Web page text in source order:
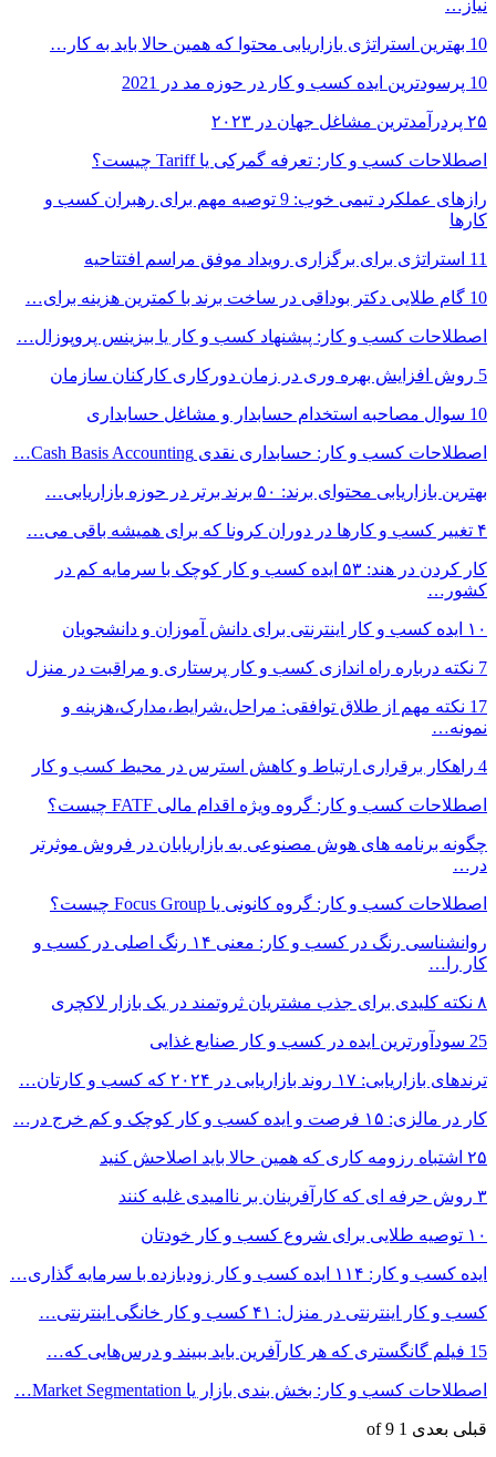
نیاز…
10 بهترین استراتژی بازاریابی محتوا که همین حالا باید به کار…
10 پرسودترین ایده کسب و کار در حوزه مد در 2021
۲۵ پردرآمدترین مشاغل جهان در ۲۰۲۳
اصطلاحات کسب و کار: تعرفه گمرکی یا Tariff چیست؟
رازهای عملکرد تیمی خوب: 9 توصیه مهم برای رهبران کسب و
کارها
11 استراتژی برای برگزاری رویداد موفق مراسم افتتاحیه
10 گام طلایی دکتر بوداقی در ساخت برند با کمترین هزینه برای…
اصطلاحات کسب و کار: پیشنهاد کسب و کار یا بیزینس پروپوزال…
5 روش افزایش بهره وری در زمان دورکاری کارکنان سازمان
10 سوال مصاحبه استخدام حسابدار و مشاغل حسابداری
اصطلاحات کسب و کار: حسابداری نقدی Cash Basis Accounting…
بهترین بازاریابی محتوای برند: ۵۰ برند برتر در حوزه بازاریابی…
۴ تغییر کسب و کارها در دوران کرونا که برای همیشه باقی می…
کار کردن در هند: ۵۳ ایده کسب و کار کوچک با سرمایه کم در
کشور…
۱۰ ایده کسب و کار اینترنتی برای دانش آموزان و دانشجویان
7 نکته درباره راه اندازی کسب و کار پرستاری و مراقبت در منزل
17 نکته مهم از طلاق توافقی: مراحل،شرایط،مدارک،هزینه و
نمونه…
4 راهکار برقراری ارتباط و کاهش استرس در محیط کسب و کار
اصطلاحات کسب و کار: گروه ویژه اقدام مالی FATF چیست؟
چگونه برنامه های هوش مصنوعی به بازاریابان در فروش موثرتر
در…
اصطلاحات کسب و کار: گروه کانونی یا Focus Group چیست؟
روانشناسی رنگ در کسب و کار: معنی ۱۴ رنگ اصلی در کسب و
کار را…
۸ نکته کلیدی برای جذب مشتریان ثروتمند در یک بازار لاکچری
25 سودآورترین ایده در کسب و کار صنایع غذایی
ترندهای بازاریابی: ۱۷ روند بازاریابی در ۲۰۲۴ که کسب و کارتان…
کار در مالزی: ۱۵ فرصت و ایده کسب و کار کوچک و کم خرج در…
۲۵ اشتباه رزومه کاری که همین حالا باید اصلاحش کنید
۳ روش حرفه ای که کارآفرینان بر ناامیدی غلبه کنند
۱۰ توصیه طلایی برای شروع کسب و کار خودتان
ایده کسب و کار: ۱۱۴ ایده کسب و کار زودبازده با سرمایه گذاری…
کسب و کار اینترنتی در منزل: ۴۱ کسب و کار خانگی اینترنتی…
15 فیلم گانگستری که هر کارآفرین باید ببیند و درس‌هایی که…
اصطلاحات کسب و کار: بخش بندی بازار یا Market Segmentation…
قبلی بعدی 1 of 9